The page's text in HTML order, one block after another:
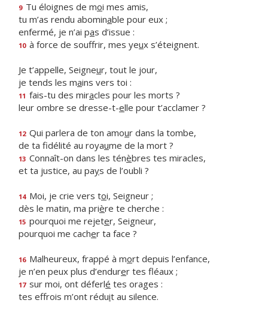
9 Tu éloignes de moi mes amis,
tu m’as rendu abominable pour eux ;
enfermé, je n’ai pas d’issue :
10 à force de souffrir, mes yeux s’éteignent.
Je t’appelle, Seigneur, tout le jour,
je tends les mains vers toi :
11 fais-tu des miracles pour les morts ?
leur ombre se dresse-t-elle pour t’acclamer ?
12 Qui parlera de ton amour dans la tombe,
de ta fidélité au royaume de la mort ?
13 Connaît-on dans les ténèbres tes miracles,
et ta justice, au pays de l’oubli ?
14 Moi, je crie vers toi, Seigneur ;
dès le matin, ma prière te cherche :
15 pourquoi me rejeter, Seigneur,
pourquoi me cacher ta face ?
16 Malheureux, frappé à mort depuis l’enfance,
je n’en peux plus d’endurer tes fléaux ;
17 sur moi, ont déferlé tes orages :
tes effrois m’ont réduit au silence.